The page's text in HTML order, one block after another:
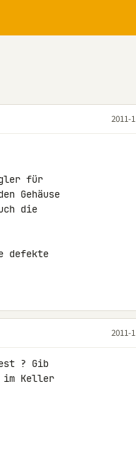
2011-
für
Gehäuse
die
defekte
2011-
? Gib
im Keller